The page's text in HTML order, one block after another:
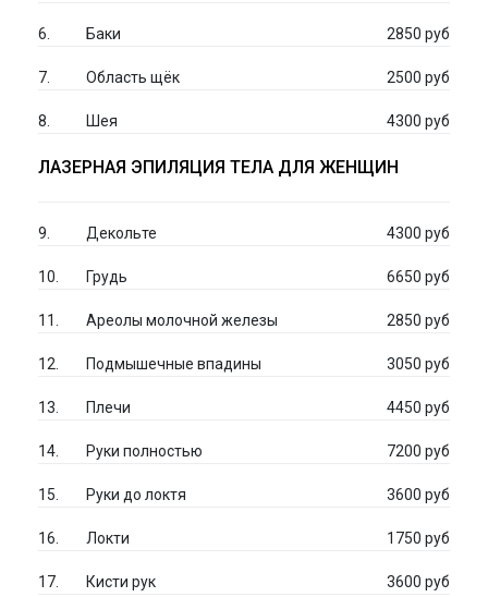
Баки 2850 руб
Область щёк 2500 руб
Шея 4300 руб
ЛАЗЕРНАЯ ЭПИЛЯЦИЯ ТЕЛА ДЛЯ ЖЕНЩИН
Декольте 4300 руб
Грудь 6650 руб
Ареолы молочной железы 2850 руб
Подмышечные впадины 3050 руб
Плечи 4450 руб
Руки полностью 7200 руб
Руки до локтя 3600 руб
Локти 1750 руб
Кисти рук 3600 руб